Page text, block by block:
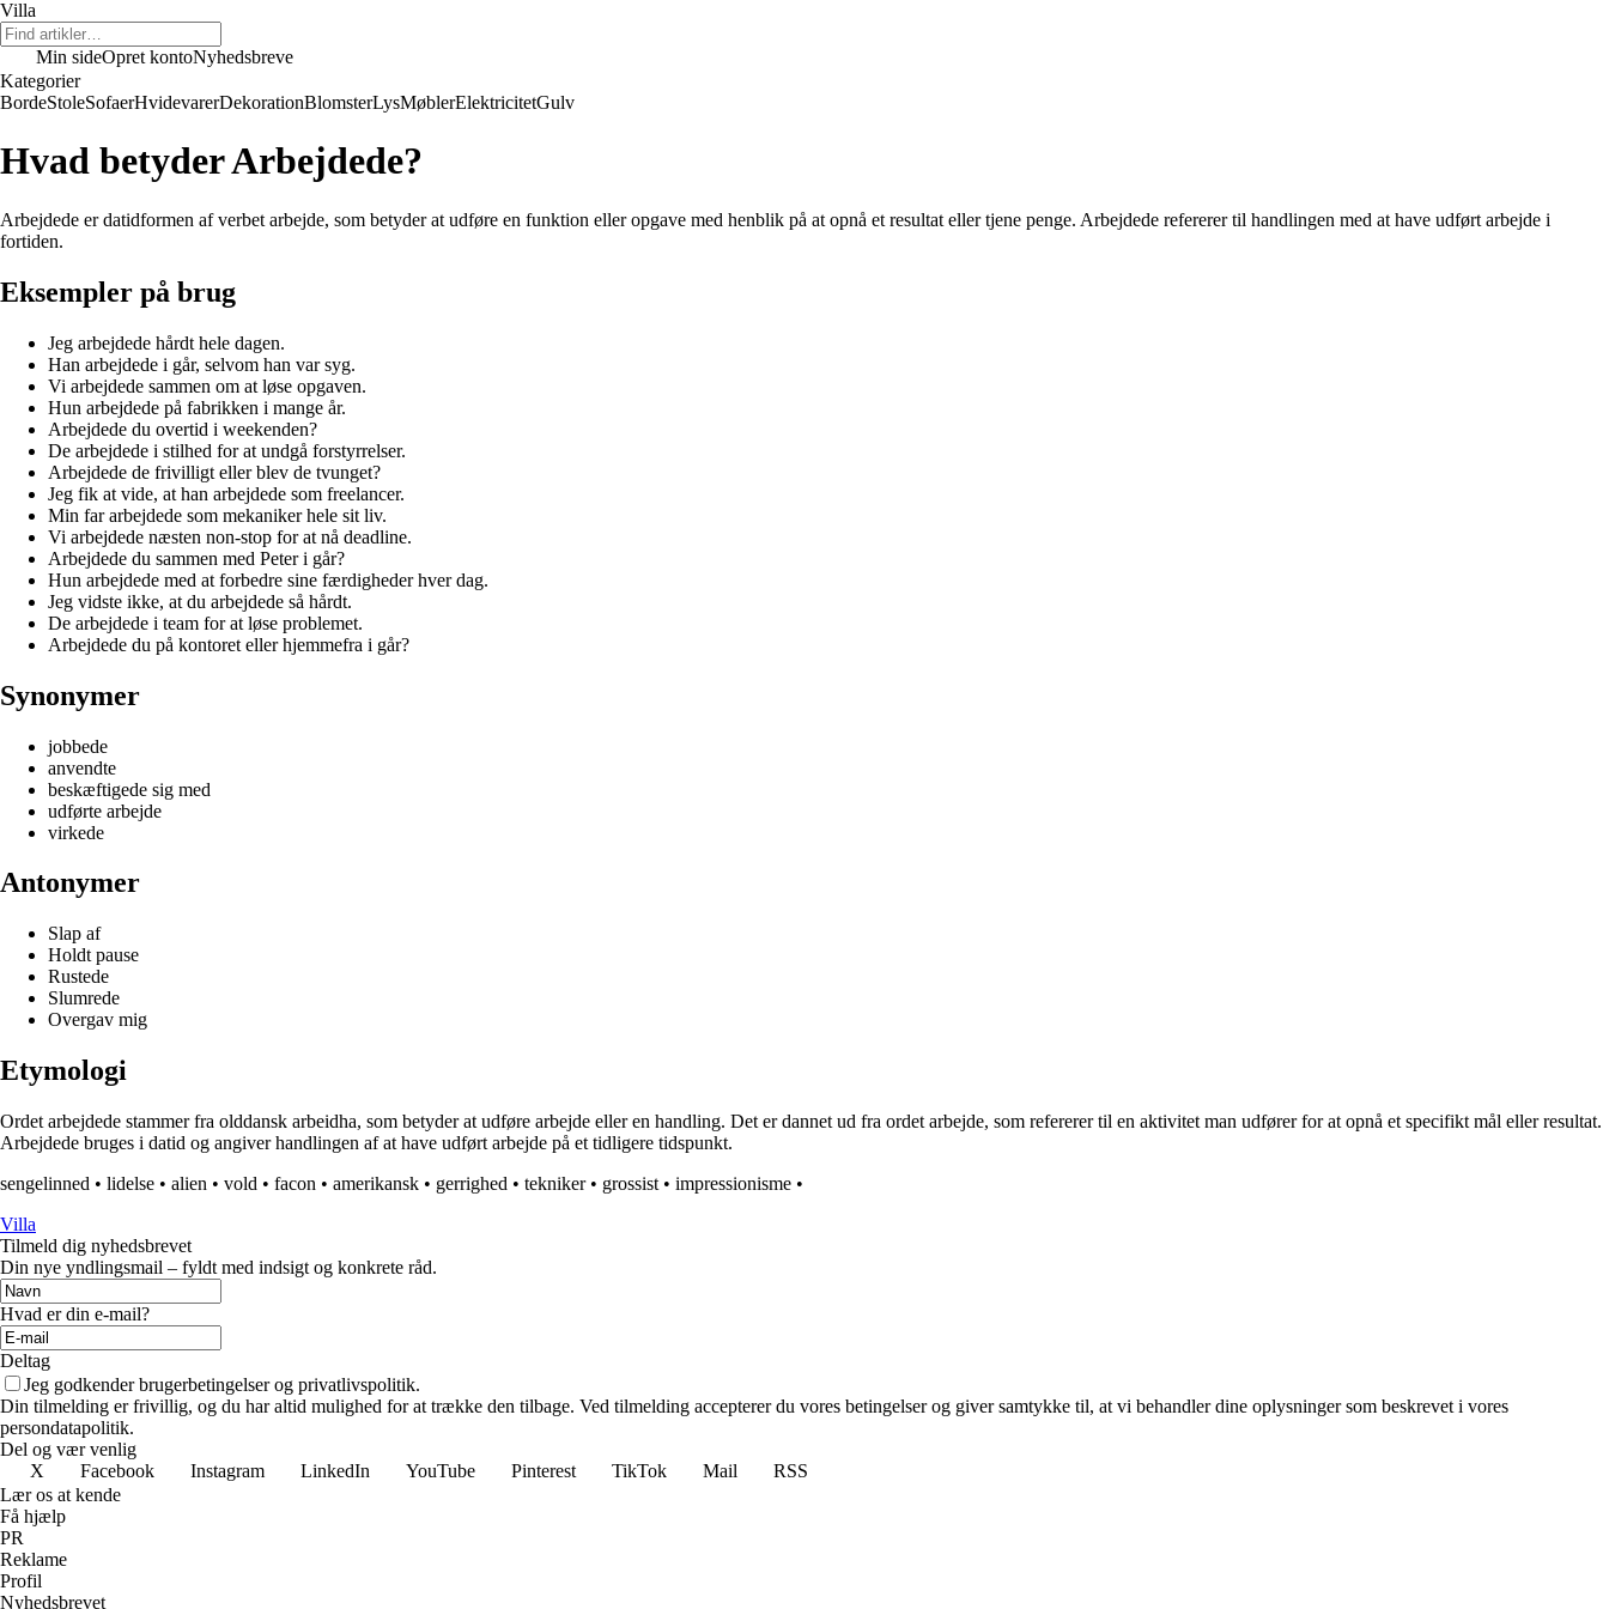
Villa
Min sideOpret kontoNyhedsbreve
Kategorier
BordeStoleSofaerHvidevarerDekorationBlomsterLysMøblerElektricitetGulv
Hvad betyder Arbejdede?
Arbejdede er datidformen af verbet arbejde, som betyder at udføre en funktion eller opgave med henblik på at opnå et resultat eller tjene penge. Arbejdede refererer til handlingen med at have udført arbejde i
fortiden.
Eksempler på brug
Jeg arbejdede hårdt hele dagen.
Han arbejdede i går, selvom han var syg.
Vi arbejdede sammen om at løse opgaven.
Hun arbejdede på fabrikken i mange år.
Arbejdede du overtid i weekenden?
De arbejdede i stilhed for at undgå forstyrrelser.
Arbejdede de frivilligt eller blev de tvunget?
Jeg fik at vide, at han arbejdede som freelancer.
Min far arbejdede som mekaniker hele sit liv.
Vi arbejdede næsten non-stop for at nå deadline.
Arbejdede du sammen med Peter i går?
Hun arbejdede med at forbedre sine færdigheder hver dag.
Jeg vidste ikke, at du arbejdede så hårdt.
De arbejdede i team for at løse problemet.
Arbejdede du på kontoret eller hjemmefra i går?
Synonymer
jobbede
anvendte
beskæftigede sig med
udførte arbejde
virkede
Antonymer
Slap af
Holdt pause
Rustede
Slumrede
Overgav mig
Etymologi
Ordet arbejdede stammer fra olddansk arbeidha, som betyder at udføre arbejde eller en handling. Det er dannet ud fra ordet arbejde, som refererer til en aktivitet man udfører for at opnå et specifikt mål eller resultat.
Arbejdede bruges i datid og angiver handlingen af at have udført arbejde på et tidligere tidspunkt.
sengelinned • lidelse • alien • vold • facon • amerikansk • gerrighed • tekniker• grossist • impressionisme •
Villa
Tilmeld dig nyhedsbrevet
Din nye yndlingsmail – fyldt med indsigt og konkrete råd.
Hvad er din e-mail?
Deltag
Jeg godkender brugerbetingelser og privatlivspolitik.
Din tilmelding er frivillig, og du har altid mulighed for at trække den tilbage. Ved tilmelding accepterer du vores betingelser og giver samtykke til, at vi behandler dine oplysninger som beskrevet i vores
persondatapolitik.
Del og vær venlig
X
Facebook Instagram LinkedIn YouTube Pinterest TikTok Mail
RSS
Lær os at kende
Få hjælp
PR
Reklame
Profil
Nyhedsbrevet